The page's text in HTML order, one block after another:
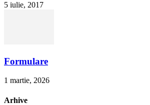
5 iulie, 2017
Formulare
1 martie, 2026
Arhive